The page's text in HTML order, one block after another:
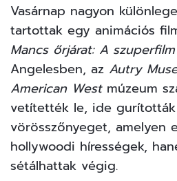
Vasárnap nagyon
tartottak egy animációs
Mancs őrjárat: A szuperfilm
Angelesben, az Autry
American Westmúzeum
vetítették le, ide
vörösszőnyeget, amelyen
hollywoodi hírességek,
sétálhattak végig.